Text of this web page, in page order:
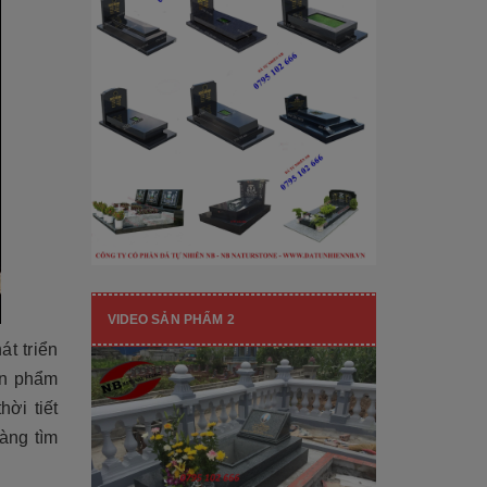
hạng mục nhận diện thương hiệu, nó
triển
phẩm
tiết
tìm
VIDEO SẢN PHẨM 2